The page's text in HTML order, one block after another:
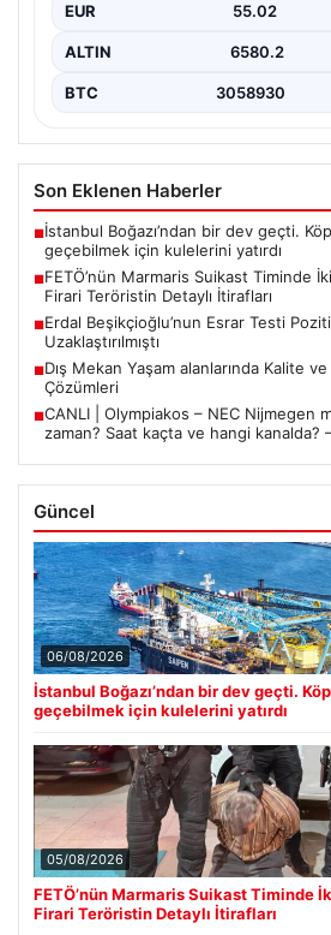
girişimin…
EUR 55.02
ALTIN 6580.2
BTC 3058930
Son Eklenen Haberler
■İstanbul Boğazı’ndan bir dev geçti.
geçebilmek için kulelerini yatırdı
■FETÖ’nün Marmaris Suikast Timinde İki
Firari Teröristin Detaylı İtirafları
■Erdal Beşikçioğlu’nun Esrar Testi
Uzaklaştırılmıştı
■Dış Mekan Yaşam alanlarında Kalite
Çözümleri
■CANLI | Olympiakos – NEC Nijmegen
zaman? Saat kaçta ve hangi
Güncel
06/08/2026
İstanbul Boğazı’ndan bir dev geçti.
geçebilmek için kulelerini yatırdı
05/08/2026
FETÖ’nün Marmaris Suikast Timinde İki
Firari Teröristin Detaylı İtirafları